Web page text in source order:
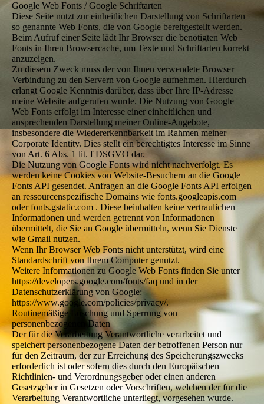
Google Web Fonts / Google Schriftarten
Diese Seite nutzt zur einheitlichen Darstellung von Schriftarten
so genannte Web Fonts, die von Google bereitgestellt werden.
Beim Aufruf einer Seite lädt Ihr Browser die benötigten Web
Fonts in Ihren Browsercache, um Texte und Schriftarten korrekt
anzuzeigen.
Zu diesem Zweck muss der von Ihnen verwendete Browser
Verbindung zu den Servern von Google aufnehmen. Hierdurch
erlangt Google Kenntnis darüber, dass über Ihre IP-Adresse
meine Website aufgerufen wurde. Die Nutzung von Google
Web Fonts erfolgt im Interesse einer einheitlichen und
ansprechenden Darstellung meiner Online-Angebote,
insbesondere die Wiedererkennbarkeit im Rahmen meiner
Corporate Identity. Dies stellt ein berechtigtes Interesse im Sinne
von Art. 6 Abs. 1 lit. f DSGVO dar.
Die Nutzung von Google Fonts wird nicht nachverfolgt. Es
werden keine Cookies von Website-Besuchern an die Google
Fonts API gesendet. Anfragen an die Google Fonts API erfolgen
an ressourcenspezifische Domains wie fonts.googleapis.com
oder fonts.gstatic.com . Diese beinhalten keine vertraulichen
Informationen und werden getrennt von Informationen
übermittelt, die Sie an Google übermitteln, wenn Sie Dienste
wie Gmail nutzen.
Wenn Ihr Browser Web Fonts nicht unterstützt, wird eine
Standardschrift von Ihrem Computer genutzt.
Weitere Informationen zu Google Web Fonts finden Sie unter
https://developers.google.com/fonts/faq und in der
Datenschutzerklärung von Google:
https://www.google.com/policies/privacy/.
Routinemäßige Löschung und Sperrung von
personenbezogenen Daten
Der für die Verarbeitung Verantwortliche verarbeitet und
speichert personenbezogene Daten der betroffenen Person nur
für den Zeitraum, der zur Erreichung des Speicherungszwecks
erforderlich ist oder sofern dies durch den Europäischen
Richtlinien- und Verordnungsgeber oder einen anderen
Gesetzgeber in Gesetzen oder Vorschriften, welchen der für die
Verarbeitung Verantwortliche unterliegt, vorgesehen wurde.